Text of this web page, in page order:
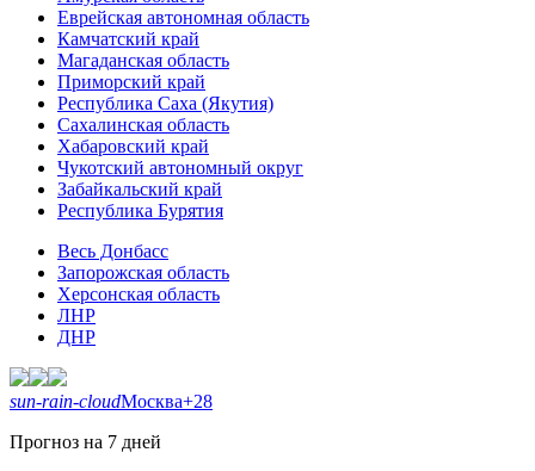
Еврейская автономная область
Камчатский край
Магаданская область
Приморский край
Республика Саха (Якутия)
Сахалинская область
Хабаровский край
Чукотский автономный округ
Забайкальский край
Республика Бурятия
Весь Донбасс
Запорожская область
Херсонская область
ЛНР
ДНР
sun-rain-cloudМосква+28
Прогноз на 7 дней